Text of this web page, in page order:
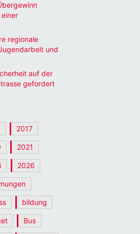
regionale
und
auf der
gefordert
2017
2021
2026
bildung
Bus